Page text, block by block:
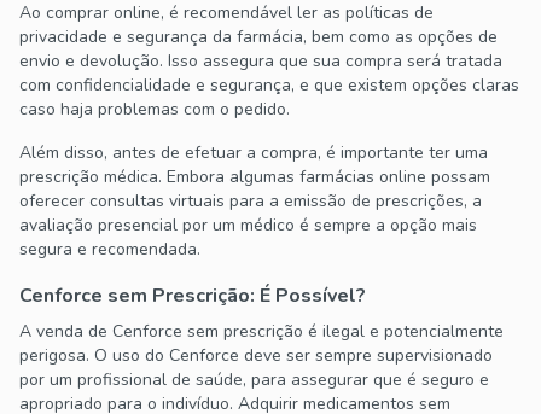
Ao comprar online, é recomendável ler as políticas de
privacidade e segurança da farmácia, bem como as opções de
envio e devolução. Isso assegura que sua compra será tratada
com confidencialidade e segurança, e que existem opções claras
caso haja problemas com o pedido.
Além disso, antes de efetuar a compra, é importante ter uma
prescrição médica. Embora algumas farmácias online possam
oferecer consultas virtuais para a emissão de prescrições, a
avaliação presencial por um médico é sempre a opção mais
segura e recomendada.
Cenforce sem Prescrição: É Possível?
A venda de Cenforce sem prescrição é ilegal e potencialmente
perigosa. O uso do Cenforce deve ser sempre supervisionado
por um profissional de saúde, para assegurar que é seguro e
apropriado para o indivíduo. Adquirir medicamentos sem